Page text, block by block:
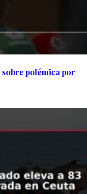
polémica por